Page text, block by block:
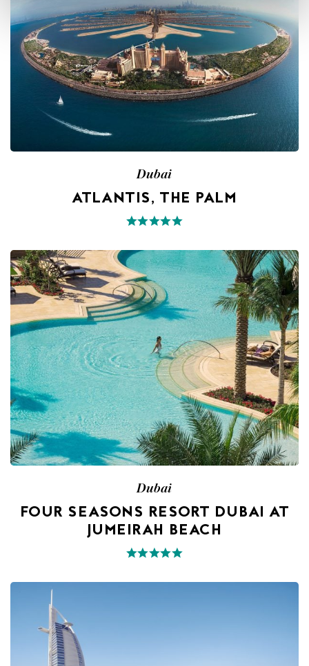
Dubai
ATLANTIS, THE PALM
Dubai
FOUR SEASONS RESORT DUBAI AT
JUMEIRAH BEACH